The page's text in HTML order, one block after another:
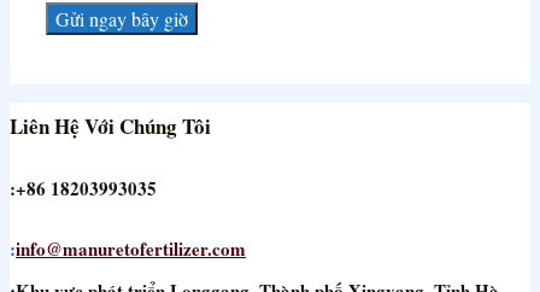
Liên Hệ Với Chúng Tôi
:+86 18203993035
:info@manuretofertilizer.com